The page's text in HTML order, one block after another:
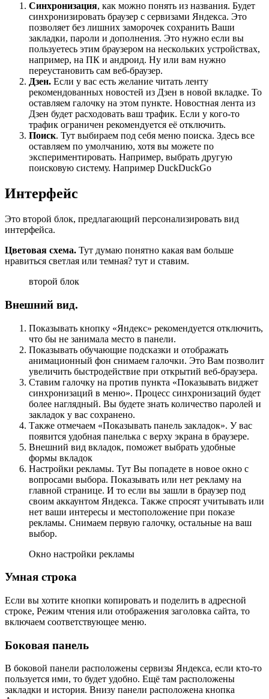
Синхронизация, как можно понять из названия. Будет
синхронизировать браузер с сервизами Яндекса. Это
позволяет без лишних заморочек сохранить Ваши
закладки, пароли и дополнения. Это нужно если вы
пользуетесь этим браузером на нескольких устройствах,
например, на ПК и андроид. Ну или вам нужно
переустановить сам веб-браузер.
Дзен. Если у вас есть желание читать ленту
рекомендованных новостей из Дзен в новой вкладке. То
оставляем галочку на этом пункте. Новостная лента из
Дзен будет расходовать ваш трафик. Если у кого-то
трафик ограничен рекомендуется её отключить.
Поиск. Тут выбираем под себя меню поиска. Здесь все
оставляем по умолчанию, хотя вы можете по
экспериментировать. Например, выбрать другую
поисковую систему. Например DuckDuckGo
Интерфейс
Это второй блок, предлагающий персонализировать вид
интерфейса.
Цветовая схема. Тут думаю понятно какая вам больше
нравиться светлая или темная? тут и ставим.
второй блок
Внешний вид.
Показывать кнопку «Яндекс» рекомендуется отключить,
что бы не занимала место в панели.
Показывать обучающие подсказки и отображать
анимационный фон снимаем галочки. Это Вам позволит
увеличить быстродействие при открытий веб-браузера.
Ставим галочку на против пункта «Показывать виджет
синхронизаций в меню». Процесс синхронизаций будет
более наглядный. Вы будете знать количество паролей и
закладок у вас сохранено.
Также отмечаем «Показывать панель закладок». У вас
появится удобная панелька с верху экрана в браузере.
Внешний вид вкладок, поможет выбрать удобные
формы вкладок
Настройки рекламы. Тут Вы попадете в новое окно с
вопросами выбора. Показывать или нет рекламу на
главной странице. И то если вы зашли в браузер под
своим аккаунтом Яндекса. Также спросят учитывать или
нет ваши интересы и местоположение при показе
рекламы. Снимаем первую галочку, остальные на ваш
выбор.
Окно настройки рекламы
Умная строка
Если вы хотите кнопки копировать и поделить в адресной
строке, Режим чтения или отображения заголовка сайта, то
включаем соответствующее меню.
Боковая панель
В боковой панели расположены сервизы Яндекса, если кто-то
пользуется ими, то будет удобно. Ещё там расположены
закладки и история. Внизу панели расположена кнопка